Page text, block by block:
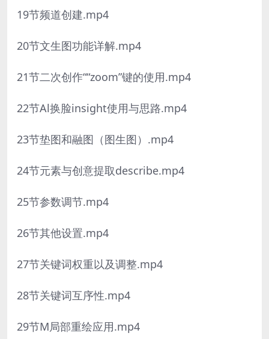
19节频道创建.mp4
20节文生图功能详解.mp4
21节二次创作““zoom”键的使用.mp4
22节Al换脸insight使用与思路.mp4
23节垫图和融图（图生图）.mp4
24节元素与创意提取describe.mp4
25节参数调节.mp4
26节其他设置.mp4
27节关键词权重以及调整.mp4
28节关键词互序性.mp4
29节M局部重绘应用.mp4